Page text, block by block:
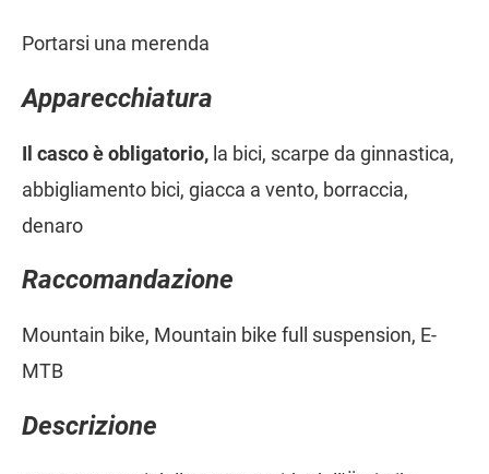
Portarsi una merenda
Apparecchiatura
Il casco è obligatorio, la bici, scarpe da ginnastica,
abbigliamento bici, giacca a vento, borraccia,
denaro
Raccomandazione
Mountain bike, Mountain bike full suspension, E-
MTB
Descrizione